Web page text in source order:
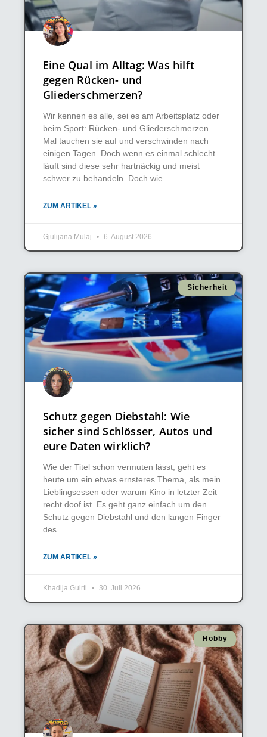
Eine Qual im Alltag: Was hilft
gegen Rücken- und
Gliederschmerzen?
Wir kennen es alle, sei es am Arbeitsplatz oder
beim Sport: Rücken- und Gliederschmerzen.
Mal tauchen sie auf und verschwinden nach
einigen Tagen. Doch wenn es einmal schlecht
läuft sind diese sehr hartnäckig und meist
schwer zu behandeln. Doch wie
ZUM ARTIKEL »
Gjulijana Mulaj 6. August 2026
Sicherheit
Schutz gegen Diebstahl: Wie
sicher sind Schlösser, Autos und
eure Daten wirklich?
Wie der Titel schon vermuten lässt, geht es
heute um ein etwas ernsteres Thema, als mein
Lieblingsessen oder warum Kino in letzter Zeit
recht doof ist. Es geht ganz einfach um den
Schutz gegen Diebstahl und den langen Finger
des
ZUM ARTIKEL »
Khadija Guirti 30. Juli 2026
Hobby